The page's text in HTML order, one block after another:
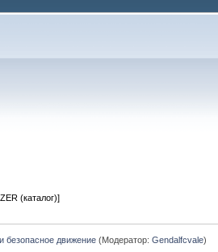
(каталог)]
безопасное движение(Модератор: Gendalfcvale)